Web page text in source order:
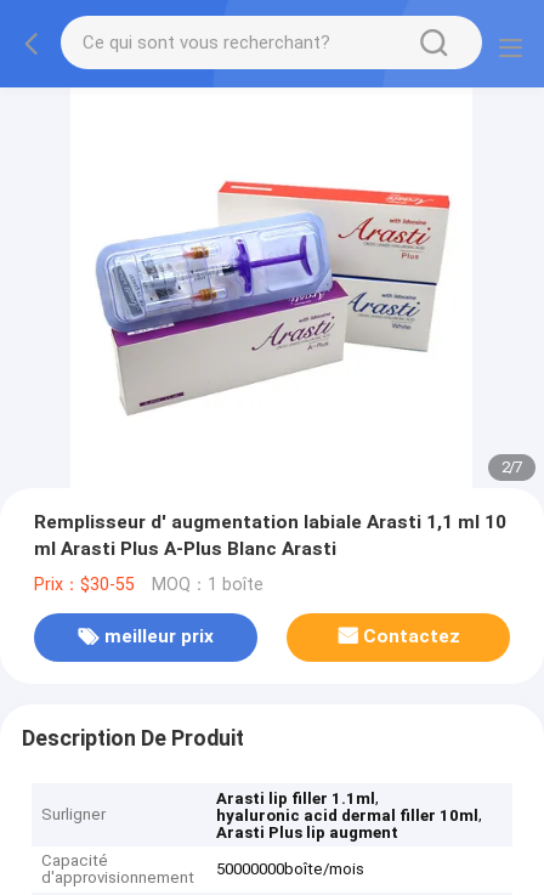
2/7
Remplisseur d' augmentation labiale Arasti 1,1 ml 10
ml Arasti Plus A-Plus Blanc Arasti
Prix：$30-55 MOQ：1 boîte
meilleur prix Contactez
Description De Produit
Surligner
Arasti lip filler 1.1ml,
hyaluronic acid dermal filler 10ml,
Arasti Plus lip augment
Capacité
d'approvisionnement
50000000boîte/mois